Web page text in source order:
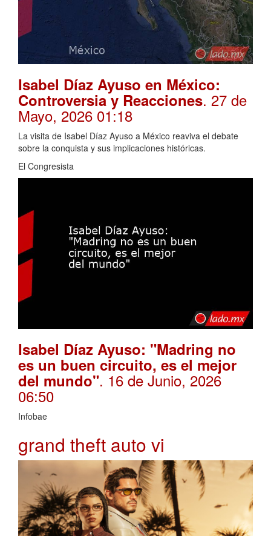
Isabel Díaz Ayuso en México:
Controversia y Reacciones. 27 de
Mayo, 2026 01:18
La visita de Isabel Díaz Ayuso a México reaviva el debate
sobre la conquista y sus implicaciones históricas.
El Congresista
Isabel Díaz Ayuso: "Madring no
es un buen circuito, es el mejor
del mundo". 16 de Junio, 2026
06:50
Infobae
grand theft auto vi